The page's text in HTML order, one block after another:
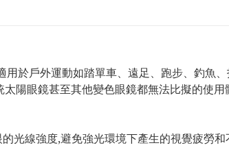
於戶外運動如踏單車、遠足、跑步、釣魚
陽眼鏡甚至其他變色眼鏡都無法比擬的使用
線強度,避免強光環境下產生的視覺疲勞和